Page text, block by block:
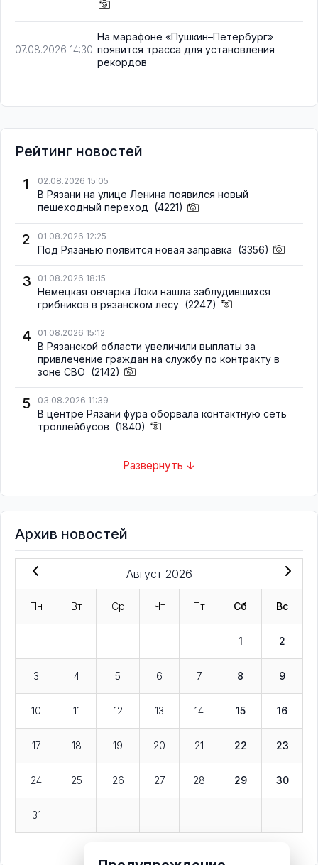
07.08.2026 14:30
На марафоне «Пушкин–Петербург»
появится трасса для установления
рекордов
Рейтинг новостей
1
02.08.2026 15:05
В Рязани на улице Ленина появился новый
пешеходный переход (4221)
2 01.08.2026 12:25
Под Рязанью появится новая заправка (3356)
3 01.08.2026 18:15
Немецкая овчарка Локи нашла заблудившихся
грибников в рязанском лесу (2247)
4 01.08.2026 15:12
В Рязанской области увеличили выплаты за
привлечение граждан на службу по контракту в
зоне СВО (2142)
5 03.08.2026 11:39
В центре Рязани фура оборвала контактную сеть
троллейбусов (1840)
Развернуть ↓
Архив новостей
Август 2026
Пн Вт Ср Чт Пт Сб Вс
1 2
3 4 5 6 7 8 9
10 11 12 13 14 15 16
17 18 19 20 21 22 23
24 25 26 27 28 29 30
31